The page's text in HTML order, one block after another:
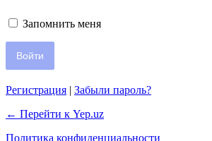
Запомнить меня
Регистрация | Забыли пароль?
← Перейти к Yep.uz
Политика конфиденциальности